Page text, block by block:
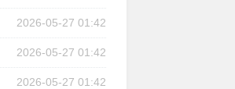
2026-05-27 01:42
2026-05-27 01:42
2026-05-27 01:42